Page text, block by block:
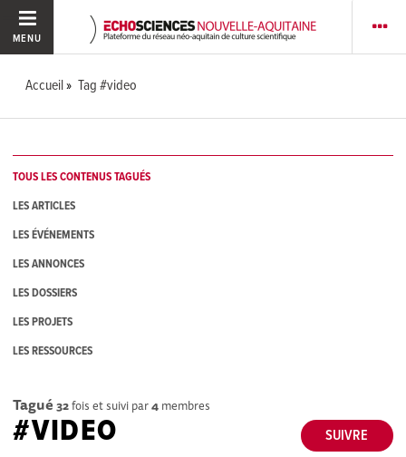
MENU
Accueil Tag #video
TOUS LES CONTENUS TAGUÉS
LES ARTICLES
LES ÉVÉNEMENTS
LES ANNONCES
LES DOSSIERS
LES PROJETS
LES RESSOURCES
Tagué 32fois et suivi par4 membres
SUIVRE
#VIDEO